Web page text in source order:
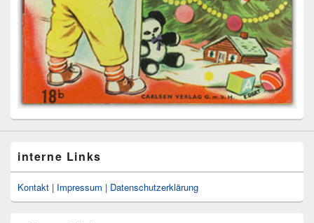
interne Links
Kontakt | Impressum | Datenschutzerklärung